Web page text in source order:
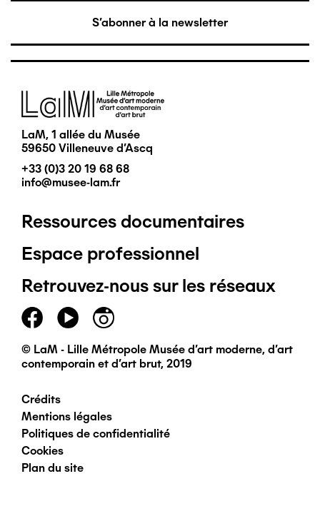
S'abonner à la newsletter
Image
LaM, 1 allée du Musée
59650 Villeneuve d'Ascq
+33 (0)3 20 19 68 68
info@musee-lam.fr
Pied
de
page
principal
Ressources documentaires
Espace professionnel
Retrouvez-nous sur les réseaux
© LaM - Lille Métropole Musée d'art moderne, d'art
contemporain et d'art brut, 2019
Pied
de
page
Crédits
Mentions légales
Politiques de confidentialité
Cookies
Plan du site